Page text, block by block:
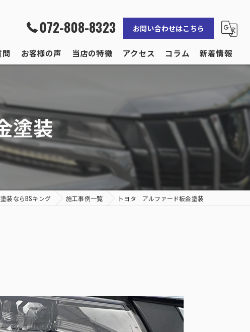
072-808-8323 お問い合わせはこちら
問 お客様の声 当店の特徴
補修
事故
保険
輸入車
アクセス コラム 新着情報
塗装
装ならBSキング 施工事例一覧 トヨタ アルファード板金塗装